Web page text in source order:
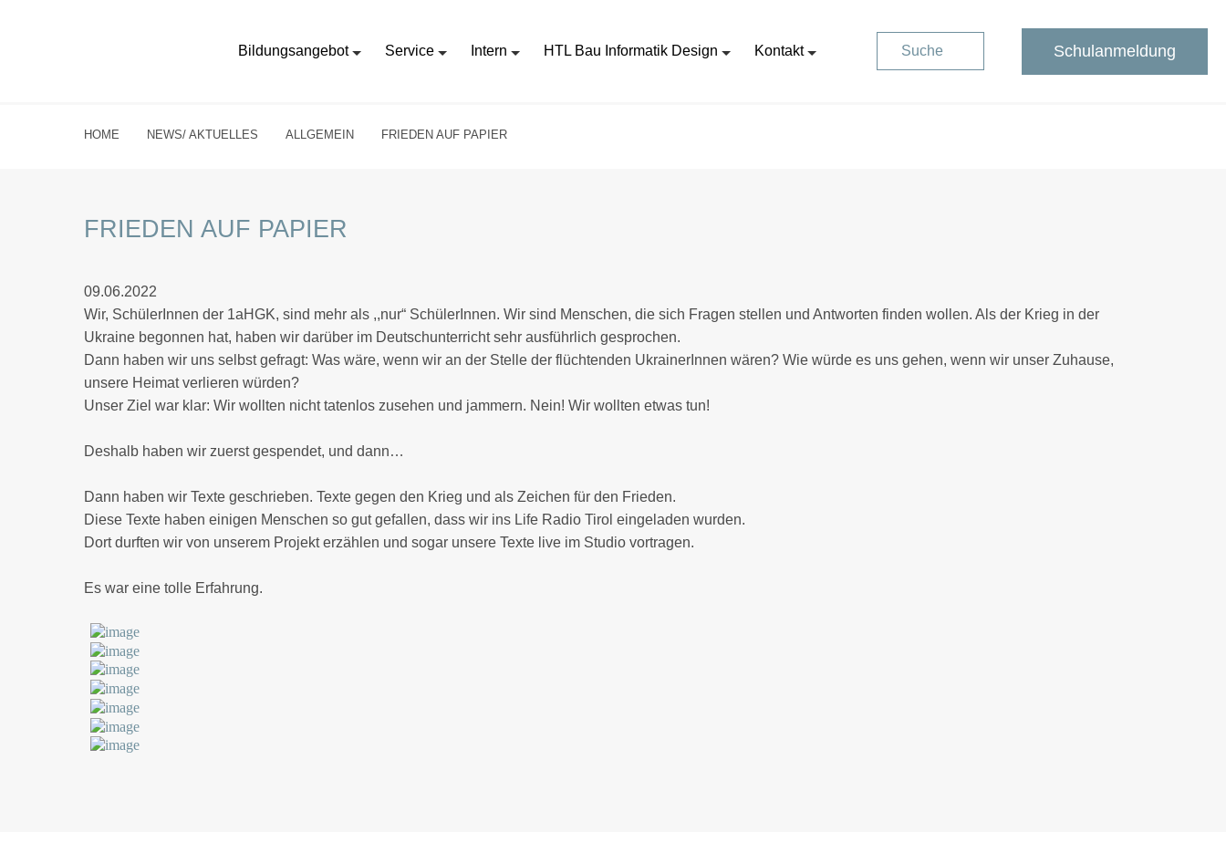
Bildungsangebot Service Intern HTL Bau Informatik Design Kontakt Suche Schulanmeldung
HOME NEWS/ AKTUELLES ALLGEMEIN FRIEDEN AUF PAPIER
FRIEDEN AUF PAPIER
09.06.2022
Wir, SchülerInnen der 1aHGK, sind mehr als ,,nur“ SchülerInnen. Wir sind Menschen, die sich Fragen stellen und Antworten finden wollen. Als der Krieg in der
Ukraine begonnen hat, haben wir darüber im Deutschunterricht sehr ausführlich gesprochen.
Dann haben wir uns selbst gefragt: Was wäre, wenn wir an der Stelle der flüchtenden UkrainerInnen wären? Wie würde es uns gehen, wenn wir unser Zuhause,
unsere Heimat verlieren würden?
Unser Ziel war klar: Wir wollten nicht tatenlos zusehen und jammern. Nein! Wir wollten etwas tun!
Deshalb haben wir zuerst gespendet, und dann…
Dann haben wir Texte geschrieben. Texte gegen den Krieg und als Zeichen für den Frieden.
Diese Texte haben einigen Menschen so gut gefallen, dass wir ins Life Radio Tirol eingeladen wurden.
Dort durften wir von unserem Projekt erzählen und sogar unsere Texte live im Studio vortragen.
Es war eine tolle Erfahrung.